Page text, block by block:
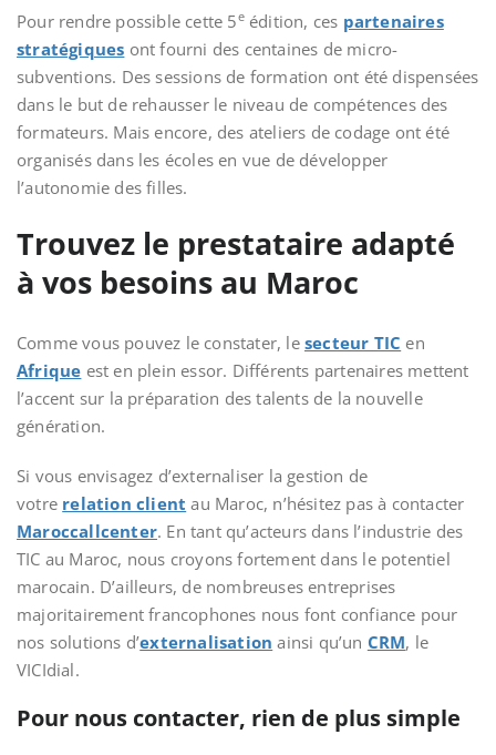
Pour rendre possible cette 5eédition, ces partenaires
stratégiques ont fourni des centaines de micro-
subventions. Des sessions de formation ont été dispensées
dans le but de rehausser le niveau de compétences des
formateurs. Mais encore, des ateliers de codage ont été
organisés dans les écoles en vue de développer
l’autonomie des filles.
Trouvez le prestataire adapté
à vos besoins au Maroc
Comme vous pouvez le constater, le secteur TIC en
Afrique est en plein essor. Différents partenaires mettent
l’accent sur la préparation des talents de la nouvelle
génération.
Si vous envisagez d’externaliser la gestion de
votre relation client au Maroc, n’hésitez pas à contacter
Maroccallcenter. En tant qu’acteurs dans l’industrie des
TIC au Maroc, nous croyons fortement dans le potentiel
marocain. D’ailleurs, de nombreuses entreprises
majoritairement francophones nous font confiance pour
nos solutions d’externalisation ainsi qu’un CRM, le
VICIdial.
Pour nous contacter, rien de plus simple